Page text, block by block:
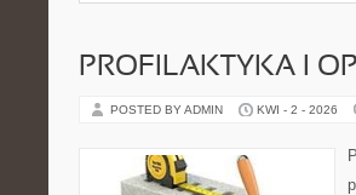
PROFILAKTYKA I
POSTED BY ADMIN KWI - 2 - 2026